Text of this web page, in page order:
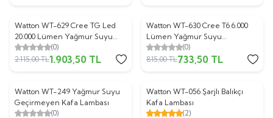
%10
Watton WT-629 Cree TG Led
20.000 Lümen Yağmur Suyu
Geçirmez Kafa Lambası
(0)
2.115,00TL1.903,50 TL
%10
Watton WT-630 Cree T6 6.000
Lümen Yağmur Suyu
Geçirmez Kafa Lambası
(0)
815,00TL733,50 TL
%10
Watton WT-249 Yağmur Suyu
Geçirmeyen Kafa Lambası
(0)
%10
Watton WT-056 Şarjlı Balıkçı
Kafa Lambası
(2)